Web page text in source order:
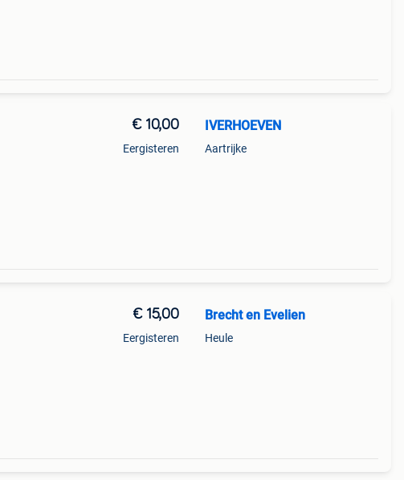
€ 10,00
Eergisteren
IVERHOEVEN
Aartrijke
€ 15,00
Eergisteren
Brecht en Evelien
Heule